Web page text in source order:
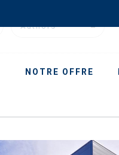
NOTRE OFFRE
Authors